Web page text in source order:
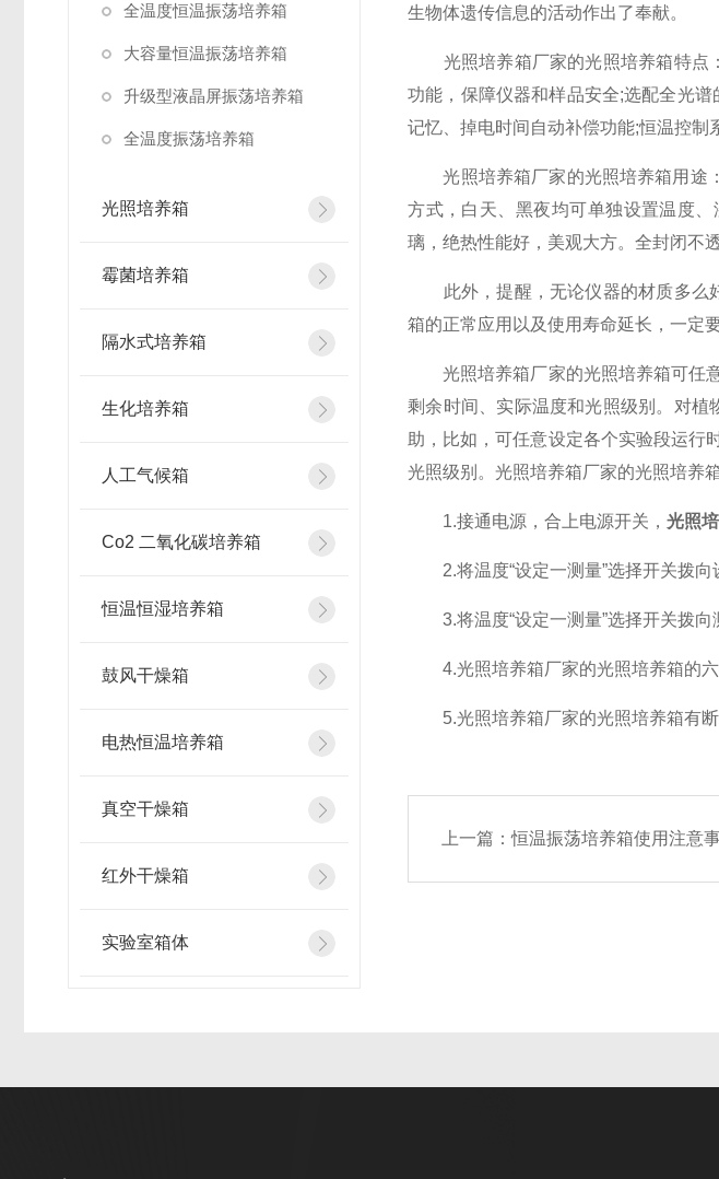
全温度恒温振荡培养箱
大容量恒温振荡培养箱
升级型液晶屏振荡培养箱
全温度振荡培养箱
光照培养箱
霉菌培养箱
隔水式培养箱
生化培养箱
人工气候箱
Co2 二氧化碳培养箱
恒温恒湿培养箱
鼓风干燥箱
电热恒温培养箱
真空干燥箱
红外干燥箱
实验室箱体
生物体遗传信息的活动作出了奉献。
光照培养箱厂家的光照培养箱特点
功能，保障仪器和样品安全;选配全光
记忆、掉电时间自动补偿功能;恒温控制
光照培养箱厂家的光照培养箱用途：
方式，白天、黑夜均可单独设置温度
璃，绝热性能好，美观大方。全封闭不
此外，提醒，无论仪器的材质多么好
箱的正常应用以及使用寿命延长，一定
光照培养箱厂家的光照培养箱可任意
剩余时间、实际温度和光照级别。对
助，比如，可任意设定各个实验段运行
光照级别。光照培养箱厂家的光照培养
1.接通电源，合上电源开关，光照
2.将温度“设定一测量”选择开关拨向
3.将温度“设定一测量”选择开关拨向
4.光照培养箱厂家的光照培养箱的六
5.光照培养箱厂家的光照培养箱有断
上一篇：恒温振荡培养箱使用注意